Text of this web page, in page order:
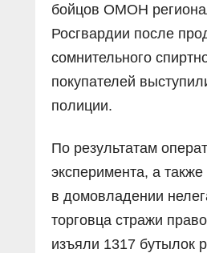
бойцов ОМОН
Росгвардии после
сомнительного
покупателей
полиции.
По результатам
эксперимента, а
в домовладении
торговца стражи
изъяли 1317 бутылок